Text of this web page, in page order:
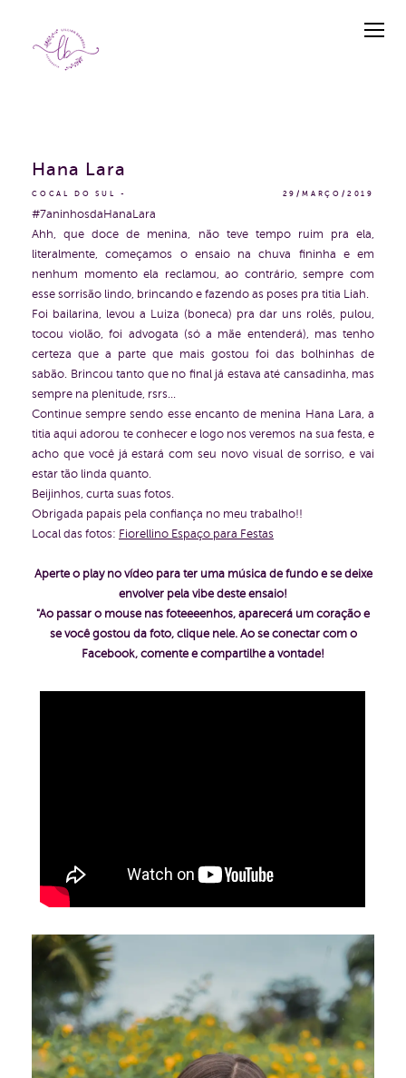
COCAL DO SUL 29/MARÇO/2019
Hana Lara
#7aninhosdaHanaLara
Ahh, que doce de menina, não teve tempo ruim pra ela,
literalmente, começamos o ensaio na chuva fininha e em
nenhum momento ela reclamou, ao contrário, sempre com
esse sorrisão lindo, brincando e fazendo as poses pra titia Liah.
Foi bailarina, levou a Luiza (boneca) pra dar uns rolês, pulou,
tocou violão, foi advogata (só a mãe entenderá), mas tenho
certeza que a parte que mais gostou foi das bolhinhas de
sabão. Brincou tanto que no final já estava até cansadinha, mas
sempre na plenitude, rsrs...
Continue sempre sendo esse encanto de menina Hana Lara, a
titia aqui adorou te conhecer e logo nos veremos na sua festa, e
acho que você já estará com seu novo visual de sorriso, e vai
estar tão linda quanto.
Beijinhos, curta suas fotos.
Obrigada papais pela confiança no meu trabalho!!
Local das fotos: Fiorellino Espaço para Festas
Aperte o play no vídeo para ter uma música de fundo e se deixe
envolver pela vibe deste ensaio!
"Ao passar o mouse nas foteeeenhos, aparecerá um coração e
se você gostou da foto, clique nele. Ao se conectar com o
Facebook, comente e compartilhe a vontade!